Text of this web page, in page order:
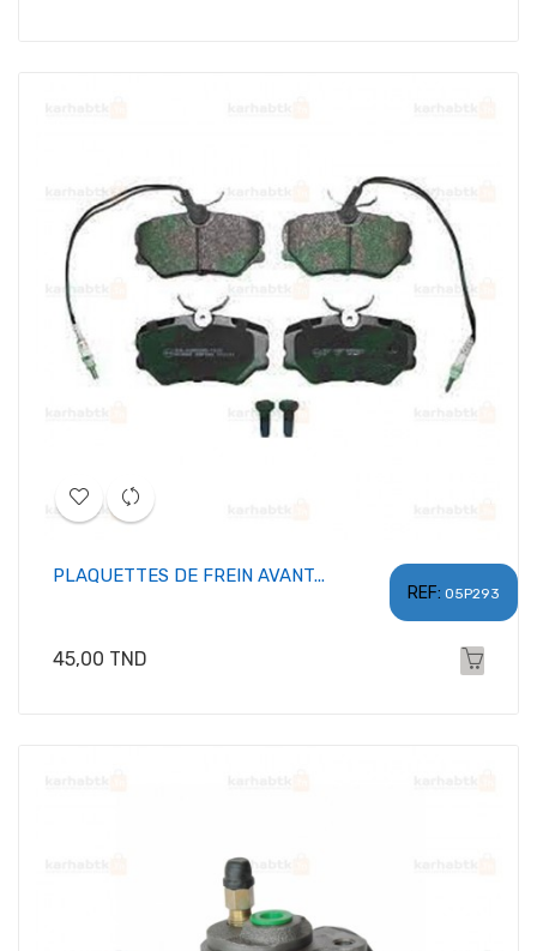
REF: 05P293
PLAQUETTES DE FREIN AVANT...
Prix
45,00 TND